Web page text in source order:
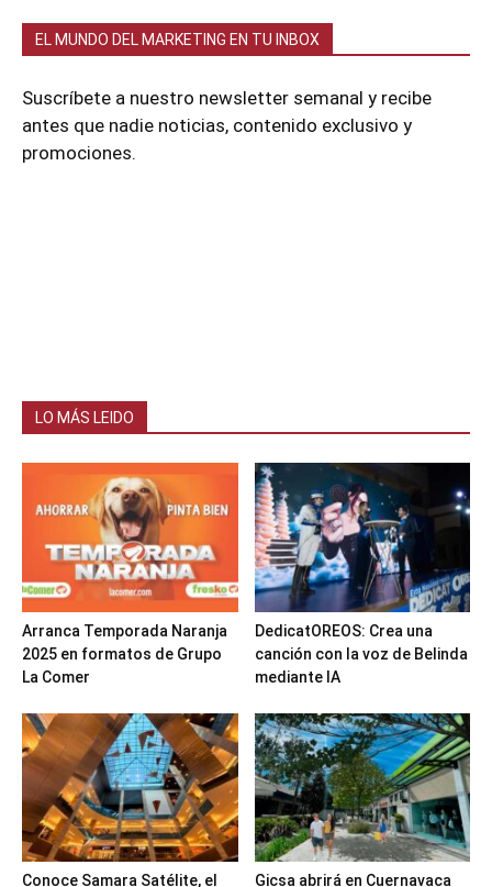
EL MUNDO DEL MARKETING EN TU INBOX
Suscríbete a nuestro newsletter semanal y recibe
antes que nadie noticias, contenido exclusivo y
promociones.
LO MÁS LEIDO
Arranca Temporada Naranja
2025 en formatos de Grupo
La Comer
DedicatOREOS: Crea una
canción con la voz de Belinda
mediante IA
Conoce Samara Satélite, el
Gicsa abrirá en Cuernavaca